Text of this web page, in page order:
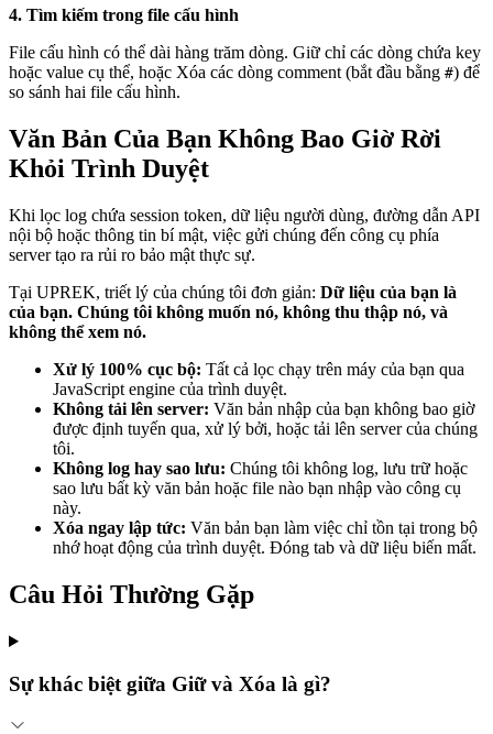
4. Tìm kiếm trong file cấu hình
File cấu hình có thể dài hàng trăm dòng. Giữ chỉ các dòng chứa key
hoặc value cụ thể, hoặc Xóa các dòng comment (bắt đầu bằng #) để
so sánh hai file cấu hình.
Văn Bản Của Bạn Không Bao Giờ Rời
Khỏi Trình Duyệt
Khi lọc log chứa session token, dữ liệu người dùng, đường dẫn API
nội bộ hoặc thông tin bí mật, việc gửi chúng đến công cụ phía
server tạo ra rủi ro bảo mật thực sự.
Tại UPREK, triết lý của chúng tôi đơn giản: Dữ liệu của bạn là
của bạn. Chúng tôi không muốn nó, không thu thập nó, và
không thể xem nó.
Xử lý 100% cục bộ: Tất cả lọc chạy trên máy của bạn qua
JavaScript engine của trình duyệt.
Không tải lên server: Văn bản nhập của bạn không bao giờ
được định tuyến qua, xử lý bởi, hoặc tải lên server của chúng
tôi.
Không log hay sao lưu: Chúng tôi không log, lưu trữ hoặc
sao lưu bất kỳ văn bản hoặc file nào bạn nhập vào công cụ
này.
Xóa ngay lập tức: Văn bản bạn làm việc chỉ tồn tại trong bộ
nhớ hoạt động của trình duyệt. Đóng tab và dữ liệu biến mất.
Câu Hỏi Thường Gặp
Sự khác biệt giữa Giữ và Xóa là gì?